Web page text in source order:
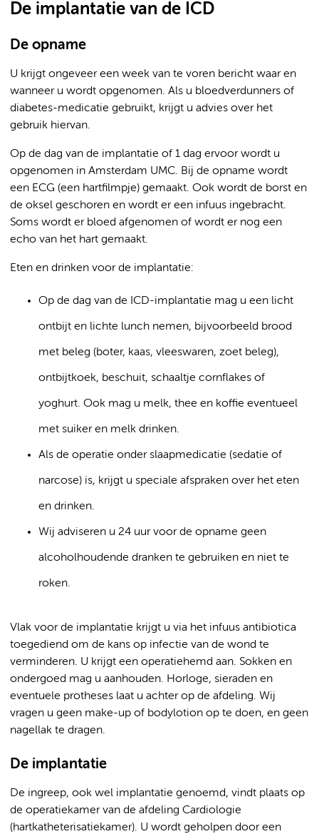
De implantatie van de ICD
De opname
U krijgt ongeveer een week van te voren bericht waar en
wanneer u wordt opgenomen. Als u bloedverdunners of
diabetes-medicatie gebruikt, krijgt u advies over het
gebruik hiervan.
Op de dag van de implantatie of 1 dag ervoor wordt u
opgenomen in Amsterdam UMC. Bij de opname wordt
een ECG (een hartfilmpje) gemaakt. Ook wordt de borst en
de oksel geschoren en wordt er een infuus ingebracht.
Soms wordt er bloed afgenomen of wordt er nog een
echo van het hart gemaakt.
Eten en drinken voor de implantatie:
Op de dag van de ICD-implantatie mag u een licht
ontbijt en lichte lunch nemen, bijvoorbeeld brood
met beleg (boter, kaas, vleeswaren, zoet beleg),
ontbijtkoek, beschuit, schaaltje cornflakes of
yoghurt. Ook mag u melk, thee en koffie eventueel
met suiker en melk drinken.
Als de operatie onder slaapmedicatie (sedatie of
narcose) is, krijgt u speciale afspraken over het eten
en drinken.
Wij adviseren u 24 uur voor de opname geen
alcoholhoudende dranken te gebruiken en niet te
roken.
Vlak voor de implantatie krijgt u via het infuus antibiotica
toegediend om de kans op infectie van de wond te
verminderen. U krijgt een operatiehemd aan. Sokken en
ondergoed mag u aanhouden. Horloge, sieraden en
eventuele protheses laat u achter op de afdeling. Wij
vragen u geen make-up of bodylotion op te doen, en geen
nagellak te dragen.
De implantatie
De ingreep, ook wel implantatie genoemd, vindt plaats op
de operatiekamer van de afdeling Cardiologie
(hartkatheterisatiekamer). U wordt geholpen door een